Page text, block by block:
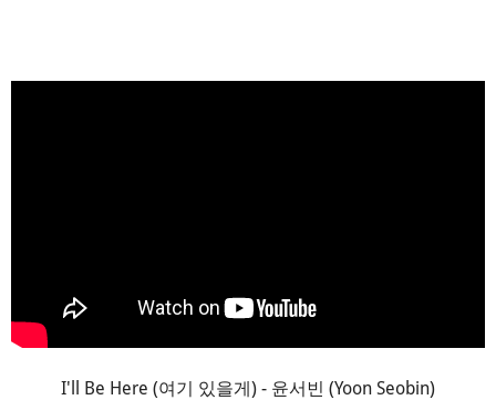
I'll Be Here (여기 있을게) - 윤서빈 (Yoon Seobin)